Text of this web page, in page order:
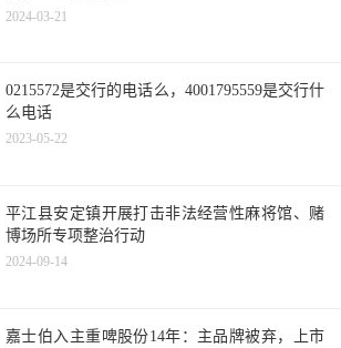
2024-03-21
0215572是交行的电话么，4001795559是交行什
么电话
2023-05-22
平江县安定镇开展打击非法经营性麻将馆、赌
博场所专项整治行动
2024-09-14
嘉士伯入主重啤股份14年：主品牌被弃，上市